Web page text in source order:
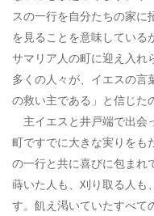
スの一行を自分たちの家に
を見ることを意味している
サマリア人の町に迎え入れ
多くの人々が、イエスの
の救い主である」と信じた
主イエスと井戸端で出会
町ですでに大きな実りをも
の一行と共に喜びに包まれ
蒔いた人も、刈り取る人も
す。飢え渇いていたすべて